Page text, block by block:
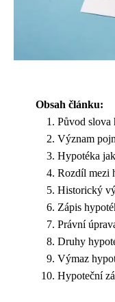
Obsah článku:
Původ slova
Význam
Hypotéka
Rozdíl mezi
Historický
Zápis
Právní
Druhy
Výmaz
Hypoteční